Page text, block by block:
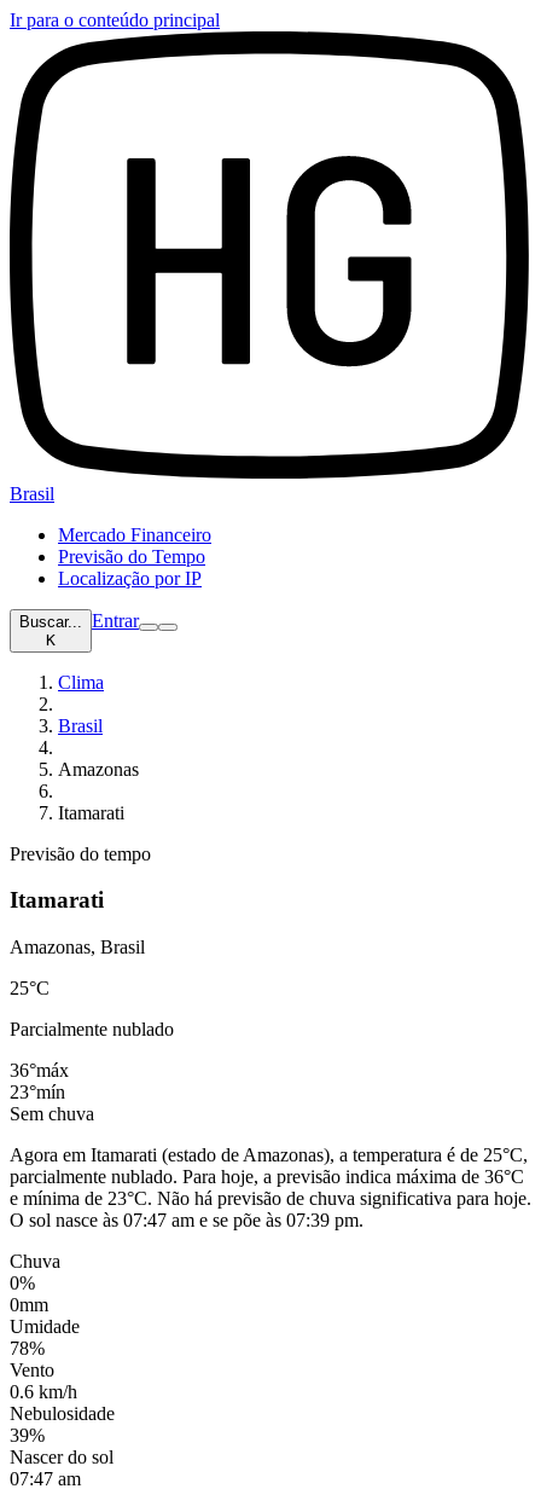
Ir para o conteúdo principal
Brasil
Mercado Financeiro
Previsão do Tempo
Localização por IP
Buscar...
K
Entrar
Clima
Brasil
Amazonas
Itamarati
Previsão do tempo
Itamarati
Amazonas, Brasil
25°C
Parcialmente nublado
36°máx
23°mín
Sem chuva
Agora em Itamarati (estado de Amazonas), a temperatura é de 25°C,
parcialmente nublado. Para hoje, a previsão indica máxima de 36°C
e mínima de 23°C. Não há previsão de chuva significativa para hoje.
O sol nasce às 07:47 am e se põe às 07:39 pm.
Chuva
0%
0mm
Umidade
78%
Vento
0.6 km/h
Nebulosidade
39%
Nascer do sol
07:47 am